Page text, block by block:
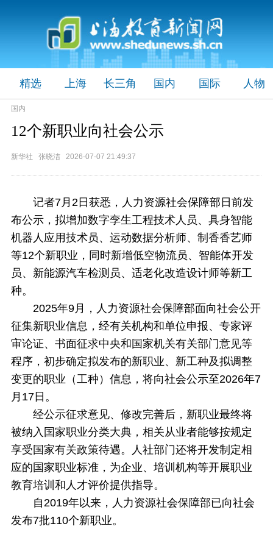
精选 上海 长三角 国内 国际 人物
国内
12个新职业向社会公示
新华社 张晓洁 2026-07-07 21:49:37
记者7月2日获悉，人力资源社会保障部日前发
布公示，拟增加数字孪生工程技术人员、具身智能
机器人应用技术员、运动数据分析师、制香香艺师
等12个新职业，同时新增低空物流员、智能体开发
员、新能源汽车检测员、适老化改造设计师等新工
种。
2025年9月，人力资源社会保障部面向社会公开
征集新职业信息，经有关机构和单位申报、专家评
审论证、书面征求中央和国家机关有关部门意见等
程序，初步确定拟发布的新职业、新工种及拟调整
变更的职业（工种）信息，将向社会公示至2026年7
月17日。
经公示征求意见、修改完善后，新职业最终将
被纳入国家职业分类大典，相关从业者能够按规定
享受国家有关政策待遇。人社部门还将开发制定相
应的国家职业标准，为企业、培训机构等开展职业
教育培训和人才评价提供指导。
自2019年以来，人力资源社会保障部已向社会
发布7批110个新职业。